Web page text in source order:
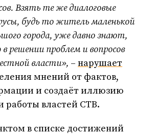
Взять те же диалоговые
будь то житель маленькой
города, уже давно знают,
решении проблем и вопросов
власти», – нарушает
мнений от фактов,
и создаёт иллюзию
работы властей СТВ.
в списке достижений